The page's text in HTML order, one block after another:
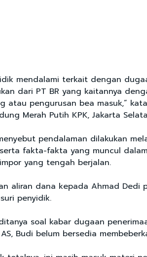
mendalami terkait dengan
dari PT BR yang kaitannya
atau pengurusan bea masuk,”
Merah Putih KPK, Jakarta
pendalaman dilakukan
fakta-fakta yang muncul
yang tengah berjalan.
aliran dana kepada Ahmad Dedi
penyidik.
soal kabar dugaan
Budi belum bersedia